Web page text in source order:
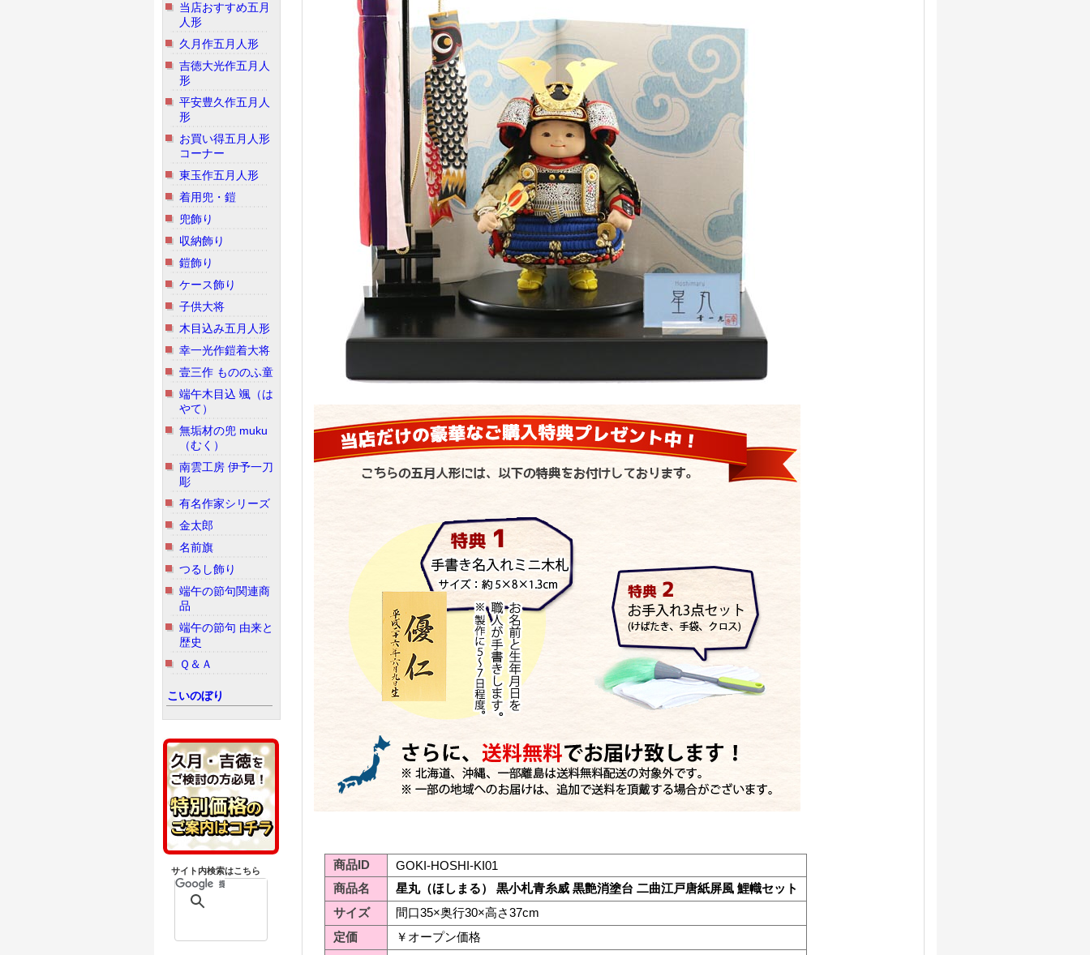
当店おすすめ五月
人形
久月作五月人形
吉徳大光作五月人
形
平安豊久作五月人
形
お買い得五月人形
コーナー
東玉作五月人形
着用兜・鎧
兜飾り
収納飾り
鎧飾り
ケース飾り
子供大将
木目込み五月人形
幸一光作鎧着大将
壹三作 もののふ童
端午木目込 颯（は
やて）
無垢材の兜 muku
（むく）
南雲工房 伊予一刀
彫
有名作家シリーズ
金太郎
名前旗
つるし飾り
端午の節句関連商
品
端午の節句 由来と
歴史
Ｑ＆Ａ
こいのぼり
サイト内検索はこちら 商品ID
GOKI-HOSHI-KI01
商品名
星丸（ほしまる） 黒小札青糸威 黒艶消塗台 二曲江戸唐紙屏風 鯉幟セット
サイズ
間口35×奥行30×高さ37cm
定価
￥オープン価格